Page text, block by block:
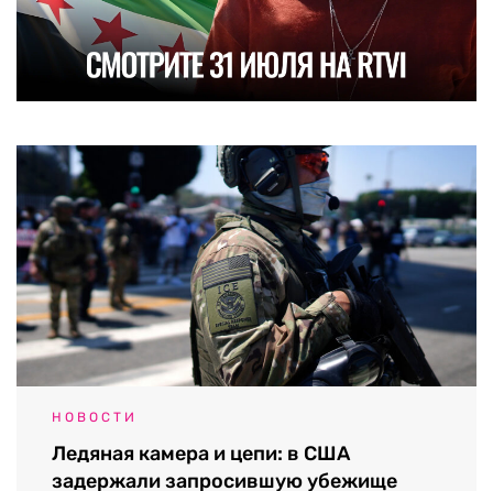
НОВОСТИ
Ледяная камера и цепи: в США
задержали запросившую убежище